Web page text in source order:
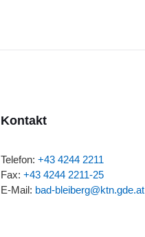
Kontakt
Telefon: +43 4244 2211
Fax: +43 4244 2211-25
E-Mail: bad-bleiberg@ktn.gde.at